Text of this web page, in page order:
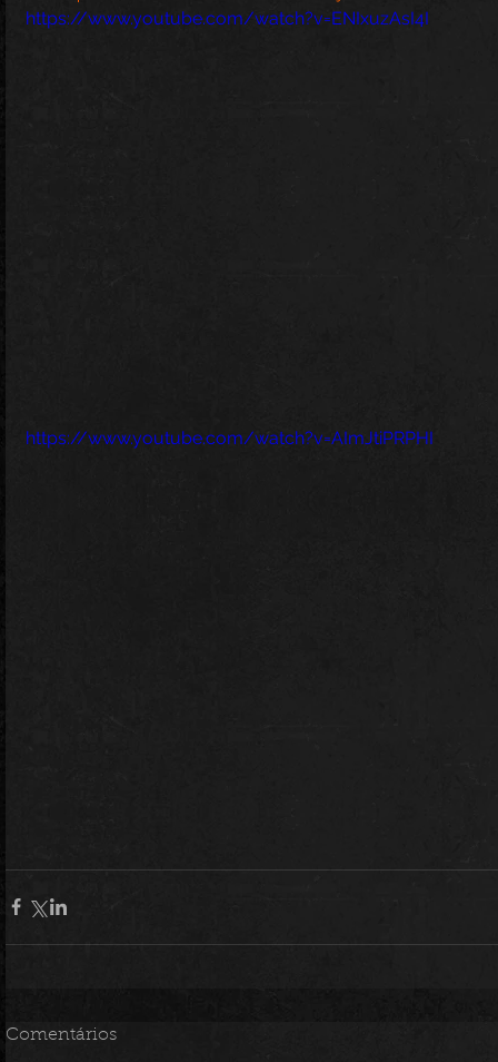
https://www.youtube.com/watch?v=ENIxuzAsI4I
https://www.youtube.com/watch?v=AImJtiPRPHI
Comentários